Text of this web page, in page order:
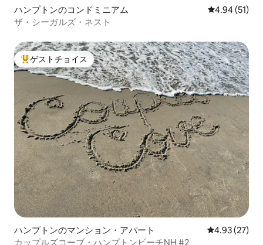
ハンプトンのコンドミニアム レビュー51
4.94 (51)
ザ・シーガルズ・ネスト
大好評のゲストチョイスです。
ゲストチョイス
ハンプトンのマンション・アパート レビュー27
4.93 (27)
カップルズコーブ・ハンプトンビーチNH #2